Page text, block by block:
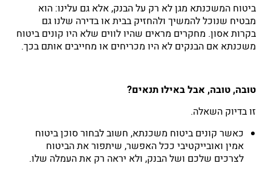
ביטוח המשכנתא מגן לא רק על הבנק, אלא גם עלינו: הוא
מבטיח שנוכל להמשיך ולהחזיק בבית או בדירה שלנו גם
בקרות אסון. מחקרים מראים שהיו לווים שלא היו קונים ביטוח
משכנתא אם הבנקים לא היו מכריחים או מחייבים אותם בכך.
טובה, טובה, אבל באילו תנאים?
זו בדיוק השאלה.
כאשר קונים ביטוח משכנתא, חשוב לבחור סוכן ביטוח
אמין ואובייקטיבי ככל האפשר, שיתפור את הביטוח
לצרכים שלכם ושל הבנק, ולא יראה רק את העמלה שלו.